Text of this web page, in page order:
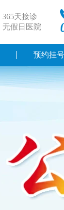
365天接诊
无假日医院
预约挂号